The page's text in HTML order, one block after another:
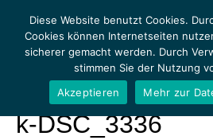
MENU
k-DSC_3336
Diese Website benutzt Cookies.
Cookies können Internetseiten
sicherer gemacht werden. Durch
stimmen Sie der Nutzung
Akzeptieren
Mehr zur